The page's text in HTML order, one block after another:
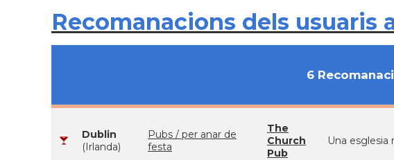
Recomanacions dels usuaris
6
Dublin
(Irlanda)
Pubs / per anar de
festa
The
Church
Pub
Una